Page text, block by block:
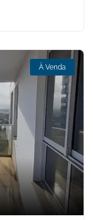
À Venda